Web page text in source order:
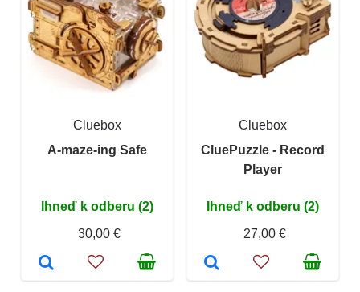
Cluebox
A-maze-ing Safe
Ihneď k odberu (2)
30,00 €
Cluebox
CluePuzzle - Record
Player
Ihneď k odberu (2)
27,00 €